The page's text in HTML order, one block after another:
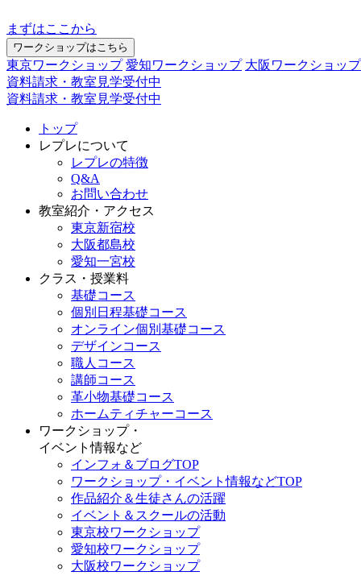
まずはここから
ワークショップはこちら
東京ワークショップ 愛知ワークショップ 大阪ワークショップ
資料請求・教室見学受付中
資料請求・教室見学受付中
トップ
レプレについて
レプレの特徴
Q&A
お問い合わせ
教室紹介・アクセス
東京新宿校
大阪都島校
愛知一宮校
クラス・授業料
基礎コース
個別日程基礎コース
オンライン個別基礎コース
デザインコース
職人コース
講師コース
革小物基礎コース
ホームティチャーコース
ワークショップ・
イベント情報など
インフォ＆ブログTOP
ワークショップ・イベント情報などTOP
作品紹介＆生徒さんの活躍
イベント＆スクールの活動
東京校ワークショップ
愛知校ワークショップ
大阪校ワークショップ